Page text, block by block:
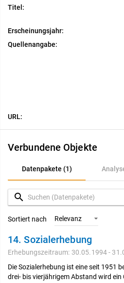
Titel:
Erscheinungsjahr:
Quellenangabe:
URL:
Verbundene Objekte
Datenpakete (1)
Datenpakete (1)
Analysepakete
search
Sortiert nach Relevanz
14. Sozialerhebung
Erhebungszeitraum: 30.05.1994 -
Die Sozialerhebung ist eine seit 1951
drei- bis vierjährigem Abstand wird